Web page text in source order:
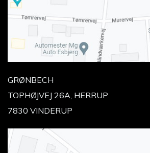
GRØNBECH
TOPHØJVEJ 26A, HERRUP
7830 VINDERUP